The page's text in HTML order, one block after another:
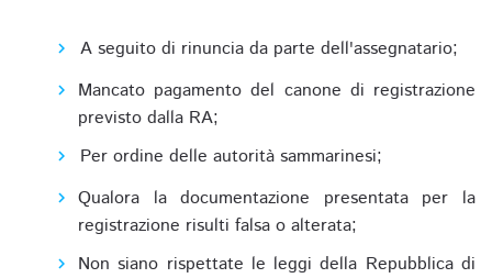
A seguito di rinuncia da parte dell'assegnatario;
Mancato pagamento del canone di registrazione
previsto dalla RA;
Per ordine delle autorità sammarinesi;
Qualora la documentazione presentata per la
registrazione risulti falsa o alterata;
Non siano rispettate le leggi della Repubblica di